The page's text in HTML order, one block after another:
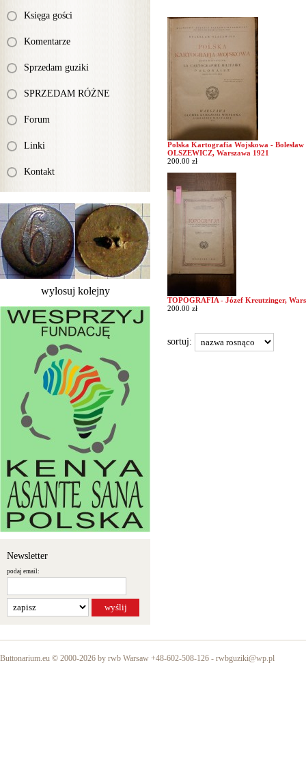
Księga gości
Komentarze
Sprzedam guziki
SPRZEDAM RÓŻNE
Forum
Linki
Kontakt
wylosuj kolejny
Newsletter
podaj email:
Polska Kartografia Wojskowa - Bolesław
OLSZEWICZ, Warszawa 1921
200.00 zł
TOPOGRAFIA - Józef Kreutzinger,
200.00 zł
sortuj:
Buttonarium.eu © 2000-2026 by rwb Warsaw +48-602-508-126 - rwbguziki@wp.pl